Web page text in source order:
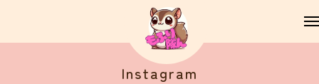
Instagram